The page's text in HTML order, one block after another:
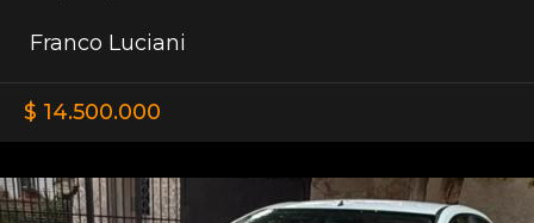
Franco Luciani
$ 14.500.000